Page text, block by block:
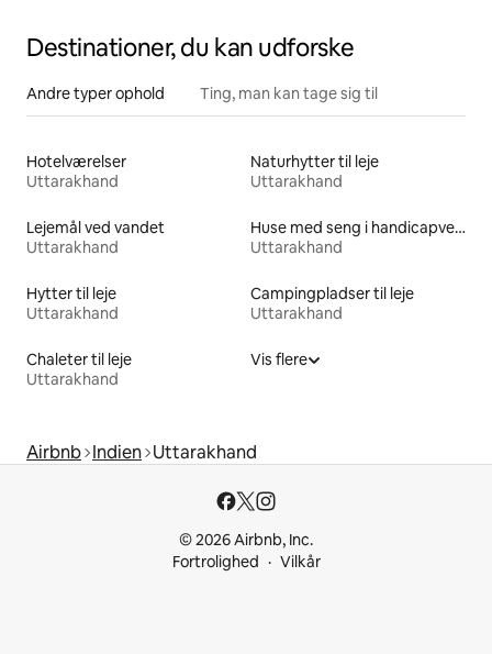
Destinationer, du kan udforske
Andre typer ophold Ting, man kan tage sig til
Hotelværelser
Uttarakhand
Naturhytter til leje
Uttarakhand
Lejemål ved vandet
Uttarakhand
Huse med seng i handicapvenlig højde til leje
Uttarakhand
Hytter til leje
Uttarakhand
Campingpladser til leje
Uttarakhand
Chaleter til leje
Uttarakhand
Vis flere
Airbnb Indien Uttarakhand
© 2026 Airbnb, Inc.
Fortrolighed
Vilkår